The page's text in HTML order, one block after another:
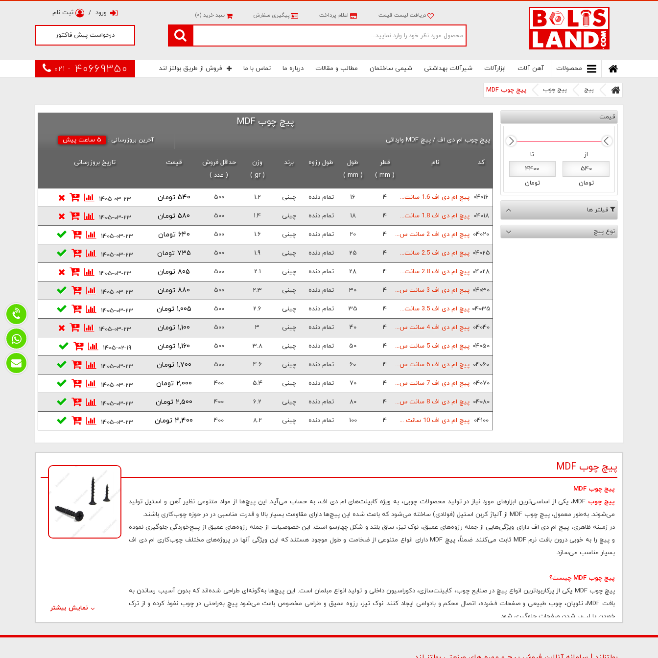
بولتز لند | سرزمین پیچ
دریافت لیست قیمت اعلام پرداخت پیگیری سفارش سبد خرید (0
) ورود / ثبت نام
درخواست پیش فاکتور
محصولات آهن آلات ابزارآلات شیرآلات بهداشتی شیمی ساختمان مطالب و مقالات درباره ما تماس با ما فروش از طریق بولتز لند 021 - 40669350
پیچ پیچ چوب پیچ چوب MDF
قیمت
از
540
تومان
تا
4400
تومان
فیلتر ها
نوع پیچ
پیچ چوب MDF
پیچ چوب ام دی اف / پیچ MDF وارداتی آخرین بروزرسانی : 5 ساعت پیش
کد نام
قطر
( mm )
طول
( mm )
طول رزوه برند
وزن
( gr )
حداقل فروش
( عدد )
قیمت تاریخ بروزرسانی
04016 پیچ ام دی اف 1.6 سانت... 4
16 تمام دنده چینی 1.2
500 540 تومان
1405-03-23
04018 پیچ ام دی اف 1.8 سانت... 4
18 تمام دنده چینی 1.4
500 580 تومان
1405-03-23
04020 پیچ ام دی اف 2 سانت س... 4
20 تمام دنده چینی 1.6
500 640 تومان
1405-03-23
04025 پیچ ام دی اف 2.5 سانت... 4
25 تمام دنده چینی 1.9
500 735 تومان
1405-03-23
04028 پیچ ام دی اف 2.8 سانت... 4
28 تمام دنده چینی 2.1
500 805 تومان
1405-03-23
04030 پیچ ام دی اف 3 سانت س... 4
30 تمام دنده چینی 2.3
500 880 تومان
1405-03-23
04035 پیچ ام دی اف 3.5 سانت... 4
35 تمام دنده چینی 2.6
500 1,005 تومان
1405-03-23
04040 پیچ ام دی اف 4 سانت س... 4
40 تمام دنده چینی 3
500 1,100 تومان
1405-03-23
04050 پیچ ام دی اف 5 سانت س... 4
50 تمام دنده چینی 3.8
500 1,160 تومان
1405-02-19
04060 پیچ ام دی اف 6 سانت س... 4
60 تمام دنده چینی 4.6
500 1,700 تومان
1405-03-23
04070 پیچ ام دی اف 7 سانت س... 4
70 تمام دنده چینی 5.4
400 2,000 تومان
1405-03-23
04080 پیچ ام دی اف 8 سانت س... 4
80 تمام دنده چینی 6.2
400 2,500 تومان
1405-03-23
04100 پیچ ام دی اف 10 سانت ... 4
100 تمام دنده چینی 8.2
400 4,400 تومان 1405-03-23
پیچ چوب MDF
پیچ چوب MDF
پیچ چوب
MDF، یکی از اساسی‌ترین ابزارهای مورد نیاز در تولید محصولات چوبی، به ویژه کابینت‌های ام دی اف، به حساب می‌آید. این پیچ‌ها از مواد متنوعی نظیر آهن و استیل تولید
می‌شوند. به‌طور معمول، پیچ چوب MDF از آلیاژ کربن استیل (فولادی) ساخته می‌شود که باعث شده این پیچ‌ها دارای مقاومت بسیار بالا و قدرت مناسبی در در حوزه چوب‌کاری باشند.
در زمینه ظاهری، پیچ ام دی اف دارای ویژگی‌هایی از جمله رزوه‌های عمیق، نوک تیز، ساق بلند و شکل چهارسو است. این خصوصیات از جمله رزوه‌های عمیق از پیچ‌خوردگی جلوگیری نموده
و پیچ را به خوبی درون بافت نرم MDF ثابت می‌کنند. ضمناً، پیچ‌ MDF دارای انواع متنوعی از ضخامت و طول موجود هستند که این ویژگی‌ آنها در پروژه‌های مختلف چوب‌کاری ام دی اف
بسیار مناسب می‌سازد.
پیچ چوب MDF چیست؟
پیچ چوب MDF یکی از پرکاربردترین انواع پیچ در صنایع چوب، کابینت‌سازی، دکوراسیون داخلی و تولید انواع مبلمان است. این پیچ‌ها به‌گونه‌ای طراحی شده‌اند که بدون آسیب رساندن به
بافت MDF، نئوپان، چوب طبیعی و صفحات فشرده، اتصال محکم و بادوامی ایجاد کنند. نوک تیز، رزوه عمیق و طراحی مخصوص باعث می‌شود پیچ به‌راحتی در چوب نفوذ کرده و از ترک
خوردن یا لب‌پر شدن صفحات جلوگیری شود.
نمایش بیشتر